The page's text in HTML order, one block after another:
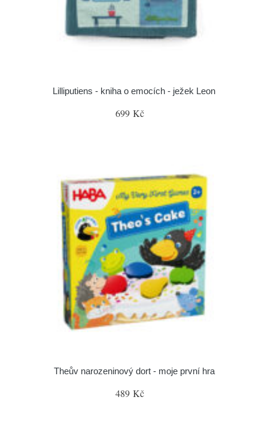
Lilliputiens - kniha o emocích - ježek Leon
699 Kč
Theův narozeninový dort - moje první hra
489 Kč